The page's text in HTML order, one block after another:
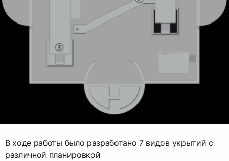
В ходе работы было разработано 7 видов укрытий с
различной планировкой